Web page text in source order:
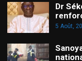
Dr
5 Août,